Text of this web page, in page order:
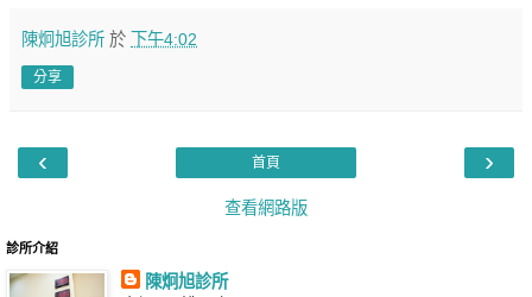
陳炯旭診所 於 下午4:02
分享
‹ ›
首頁
查看網路版
診所介紹
陳炯旭診所